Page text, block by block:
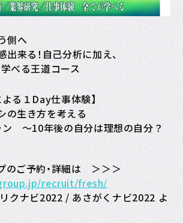
側へ
来る！自己分析に加え、
べる王道コース
る１Day仕事体験】
の生き方を考える
ン ～10年後の自分は理想の自分？
のご予約・詳細は ＞＞＞
recruit/fresh/
クナビ2022 / あさがくナビ2022 よ